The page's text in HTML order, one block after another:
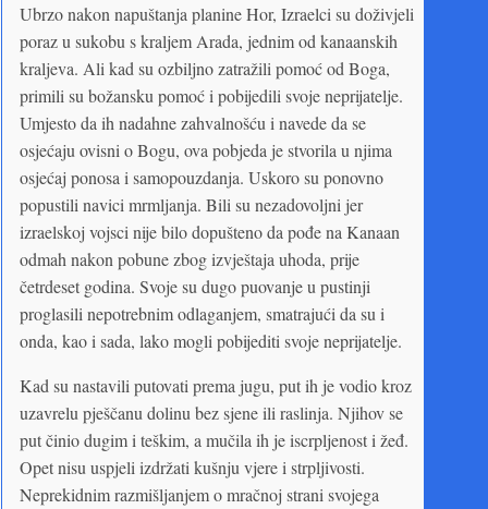
Ubrzo nakon napuštanja planine Hor, Izraelci su doživjeli
poraz u sukobu s kraljem Arada, jednim od kanaanskih
kraljeva. Ali kad su ozbiljno zatražili pomoć od Boga,
primili su božansku pomoć i pobijedili svoje neprijatelje.
Umjesto da ih nadahne zahvalnošću i navede da se
osjećaju ovisni o Bogu, ova pobjeda je stvorila u njima
osjećaj ponosa i samopouzdanja. Uskoro su ponovno
popustili navici mrmljanja. Bili su nezadovoljni jer
izraelskoj vojsci nije bilo dopušteno da pođe na Kanaan
odmah nakon pobune zbog izvještaja uhoda, prije
četrdeset godina. Svoje su dugo puovanje u pustinji
proglasili nepotrebnim odlaganjem, smatrajući da su i
onda, kao i sada, lako mogli pobijediti svoje neprijatelje.
Kad su nastavili putovati prema jugu, put ih je vodio kroz
uzavrelu pješčanu dolinu bez sjene ili raslinja. Njihov se
put činio dugim i teškim, a mučila ih je iscrpljenost i žeđ.
Opet nisu uspjeli izdržati kušnju vjere i strpljivosti.
Neprekidnim razmišljanjem o mračnoj strani svojega